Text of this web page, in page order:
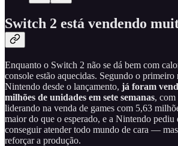
Switch 2 está vendendo
Enquanto o Switch 2 não se dá bem com
console estão aquecidas. Segundo o
Nintendo desde o lançamento, já foram
milhões de unidades em sete semanas,
liderando na venda de games com 5,63
maior do que o esperado, e a Nintendo pediu
conseguir atender todo mundo de cara —
reforçar a produção.